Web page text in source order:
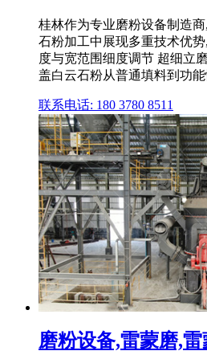
桂林作为专业磨粉设备制造
石粉加工中展现多重技术优
度与宽范围细度调节 超细立
盖白云石粉从普通填料到功能
联系电话: 180 3780 8511
磨粉设备,雷蒙磨,